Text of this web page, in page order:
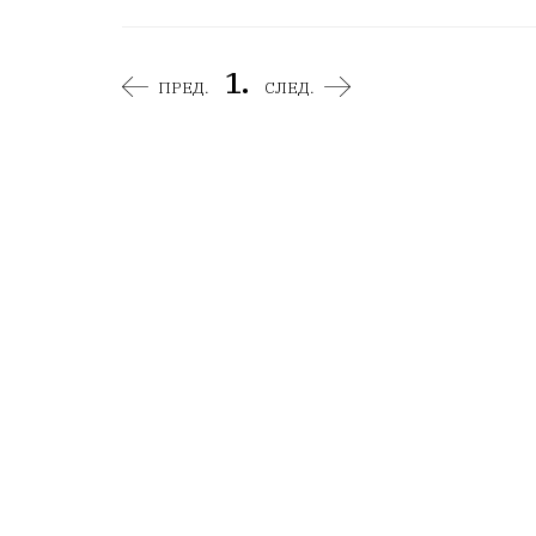
ПРЕД. 1. СЛЕД.